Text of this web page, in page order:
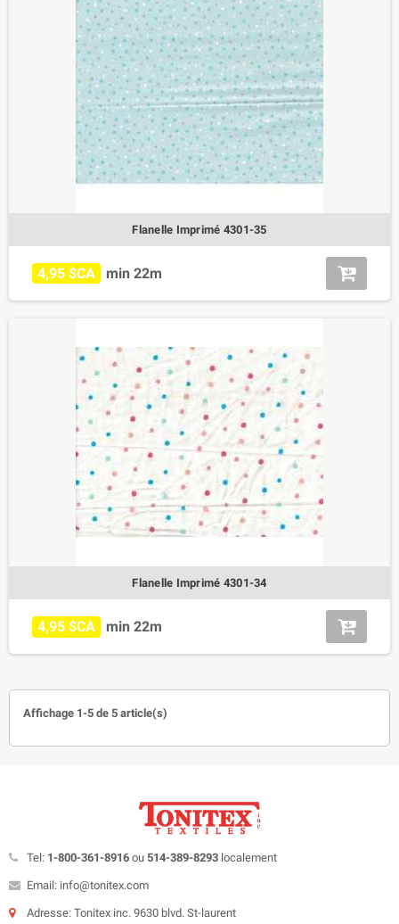
Flanelle Imprimé 4301-35
4,95 $CA min 22m
Flanelle Imprimé 4301-34
4,95 $CA min 22m
Affichage 1-5 de 5 article(s)
Tel: 1-800-361-8916 ou 514-389-8293 localement
Email: info@tonitex.com
Adresse: Tonitex inc. 9630 blvd. St-laurent